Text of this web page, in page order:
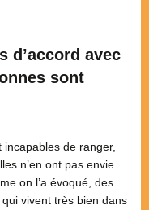
d’accord avec
sont
incapables de ranger,
n’en ont pas envie
on l’a évoqué, des
vivent très bien dans